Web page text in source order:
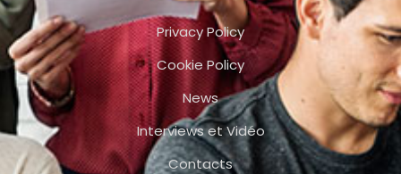
Privacy Policy
Cookie Policy
News
Interviews et Vidéo
Contacts